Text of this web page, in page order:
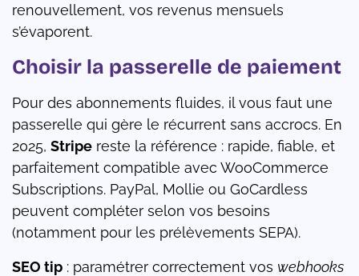
renouvellement, vos revenus mensuels
s’évaporent.
Choisir la passerelle de paiement
Pour des abonnements fluides, il vous faut une
passerelle qui gère le récurrent sans accrocs. En
2025, Stripe reste la référence : rapide, fiable, et
parfaitement compatible avec WooCommerce
Subscriptions. PayPal, Mollie ou GoCardless
peuvent compléter selon vos besoins
(notamment pour les prélèvements SEPA).
SEO tip : paramétrer correctement vos webhooks